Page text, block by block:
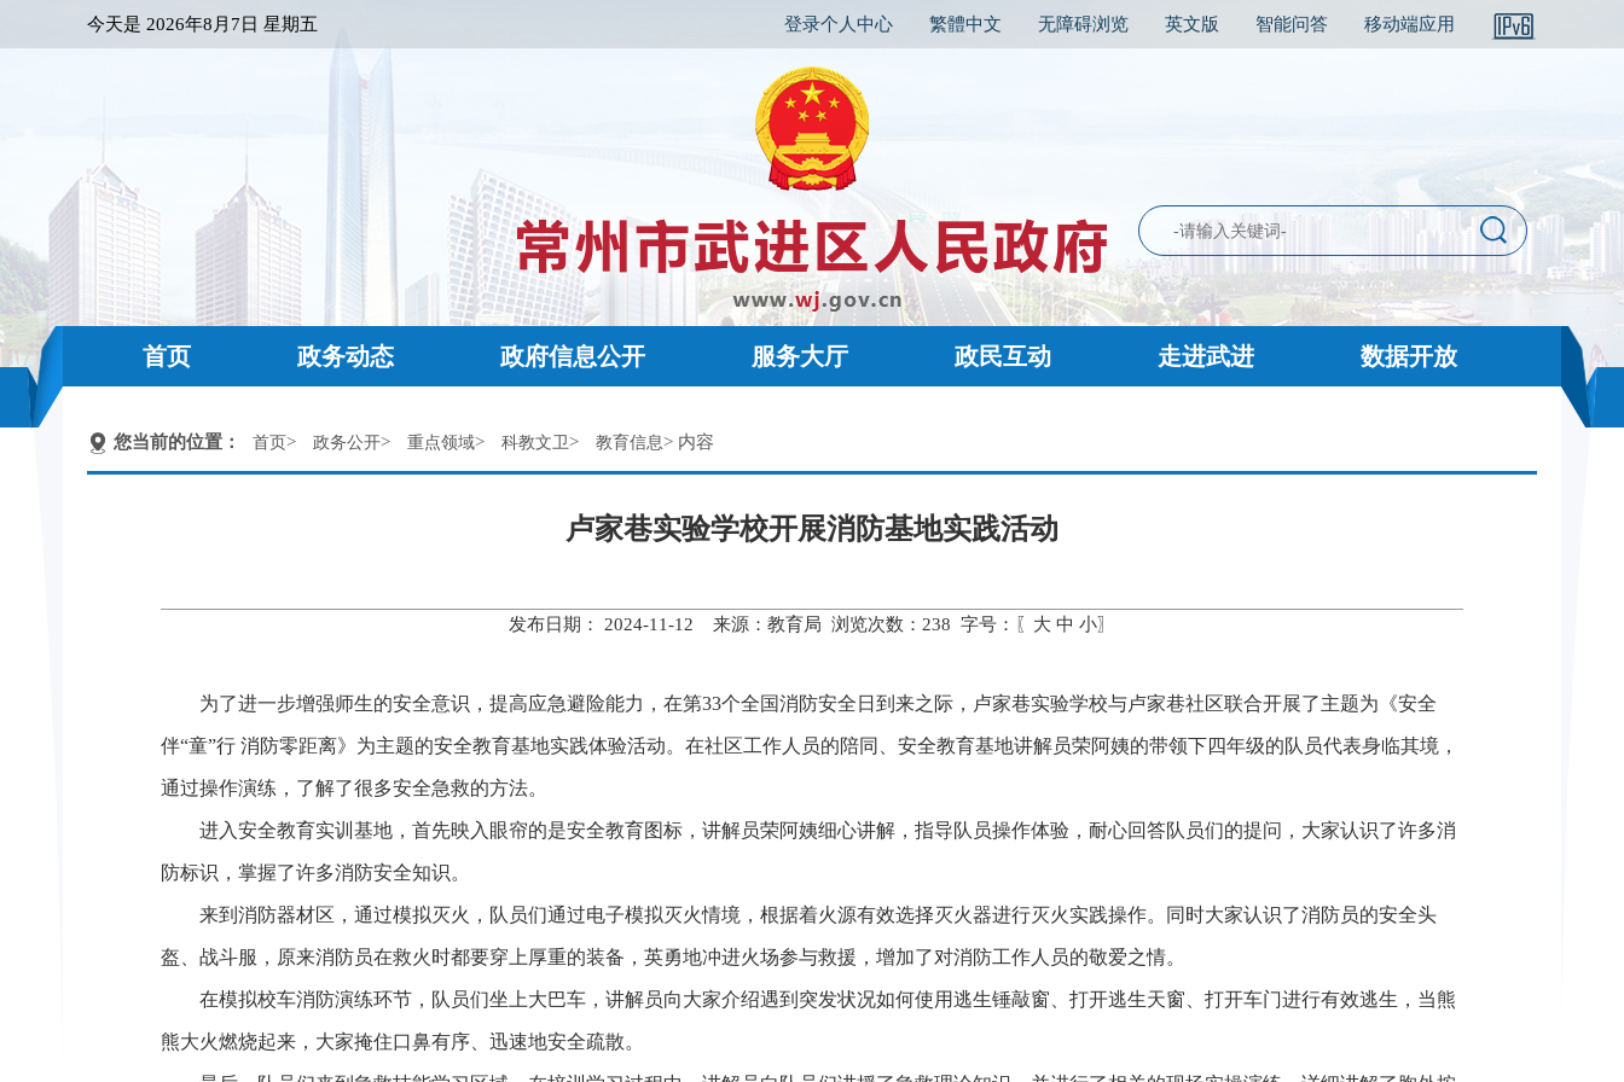
今天是 2026年8月7日 星期五 登录个人中心 繁體中文 无障碍浏览 英文版 智能问答 移动端应用
首页 政务动态 政府信息公开 服务大厅 政民互动 走进武进 数据开放
您当前的位置： 首页> 政务公开> 重点领域> 科教文卫> 教育信息> 内容
卢家巷实验学校开展消防基地实践活动
发布日期： 2024-11-12 来源：教育局 浏览次数： 238 字号：〖 大 中 小〗
为了进一步增强师生的安全意识，提高应急避险能力，在第33个全国消防安全日到来之际，卢家巷实验学校与卢家巷社区联合开展了主题为《安全
伴“童”行 消防零距离》为主题的安全教育基地实践体验活动。在社区工作人员的陪同、安全教育基地讲解员荣阿姨的带领下四年级的队员代表身临其境，
通过操作演练，了解了很多安全急救的方法。
进入安全教育实训基地，首先映入眼帘的是安全教育图标，讲解员荣阿姨细心讲解，指导队员操作体验，耐心回答队员们的提问，大家认识了许多消
防标识，掌握了许多消防安全知识。
来到消防器材区，通过模拟灭火，队员们通过电子模拟灭火情境，根据着火源有效选择灭火器进行灭火实践操作。同时大家认识了消防员的安全头
盔、战斗服，原来消防员在救火时都要穿上厚重的装备，英勇地冲进火场参与救援，增加了对消防工作人员的敬爱之情。
在模拟校车消防演练环节，队员们坐上大巴车，讲解员向大家介绍遇到突发状况如何使用逃生锤敲窗、打开逃生天窗、打开车门进行有效逃生，当熊
熊大火燃烧起来，大家掩住口鼻有序、迅速地安全疏散。